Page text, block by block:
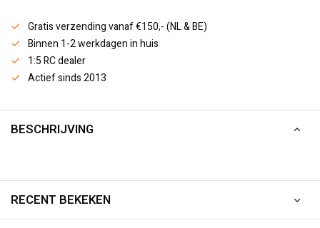
Gratis verzending vanaf €150,- (NL & BE)
Binnen 1-2 werkdagen in huis
1:5 RC dealer
Actief sinds 2013
BESCHRIJVING
RECENT BEKEKEN